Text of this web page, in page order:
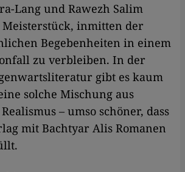
Lang und Rawezh Salim
inmitten der
Begebenheiten in einem
zu verbleiben. In der
gibt es kaum
solche Mischung aus
– umso schöner, dass
mit Bachtyar Alis Romanen